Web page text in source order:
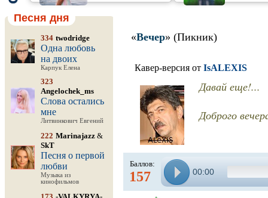
Песня дня
334 twodridge
Одна любовь
на двоих
Карпук Елена
323
Angelochek_ms
Слова остались
мне
Литвинкович Евгений
222 Marinajazz &
SkT
Песня о первой
любви
Музыка из
кинофильмов
«Вечер» (Пикник)
Кавер-версия от IsALEXIS
Давай еще!...
Доброго
Баллов:
157 00:00